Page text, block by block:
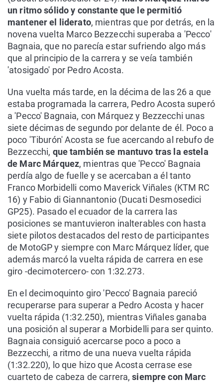
un ritmo sólido y constante que le permitió
mantener el liderato, mientras que por detrás, en la
novena vuelta Marco Bezzecchi superaba a 'Pecco'
Bagnaia, que no parecía estar sufriendo algo más
que al principio de la carrera y se veía también
'atosigado' por Pedro Acosta.
Una vuelta más tarde, en la décima de las 26 a que
estaba programada la carrera, Pedro Acosta superó
a 'Pecco' Bagnaia, con Márquez y Bezzecchi unas
siete décimas de segundo por delante de él. Poco a
poco 'Tiburón' Acosta se fue acercando al rebufo de
Bezzecchi, que también se mantuvo tras la estela
de Marc Márquez, mientras que 'Pecco' Bagnaia
perdía algo de fuelle y se acercaban a él tanto
Franco Morbidelli como Maverick Viñales (KTM RC
16) y Fabio di Giannantonio (Ducati Desmosedici
GP25). Pasado el ecuador de la carrera las
posiciones se mantuvieron inalterables con hasta
siete pilotos destacados del resto de participantes
de MotoGP y siempre con Marc Márquez líder, que
además marcó la vuelta rápida de carrera en ese
giro -decimotercero- con 1:32.273.
En el decimoquinto giro 'Pecco' Bagnaia pareció
recuperarse para superar a Pedro Acosta y hacer
vuelta rápida (1:32.250), mientras Viñales ganaba
una posición al superar a Morbidelli para ser quinto.
Bagnaia consiguió acercarse poco a poco a
Bezzecchi, a ritmo de una nueva vuelta rápida
(1:32.220), lo que hizo que Acosta cerrase ese
cuarteto de cabeza de carrera,siempre con Marc